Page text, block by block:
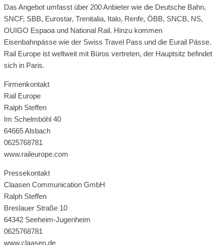
Das Angebot umfasst über 200 Anbieter wie die Deutsche Bahn,
SNCF, SBB, Eurostar, Trenitalia, Italo, Renfe, ÖBB, SNCB, NS,
OUIGO Espaoa und National Rail. Hinzu kommen
Eisenbahnpässe wie der Swiss Travel Pass und die Eurail Pässe.
Rail Europe ist weltweit mit Büros vertreten, der Hauptsitz befindet
sich in Paris.
Firmenkontakt
Rail Europe
Ralph Steffen
Im Schelmböhl 40
64665 Alsbach
0625768781
www.raileurope.com
Pressekontakt
Claasen Communication GmbH
Ralph Steffen
Breslauer Straße 10
64342 Seeheim-Jugenheim
0625768781
www.claasen.de